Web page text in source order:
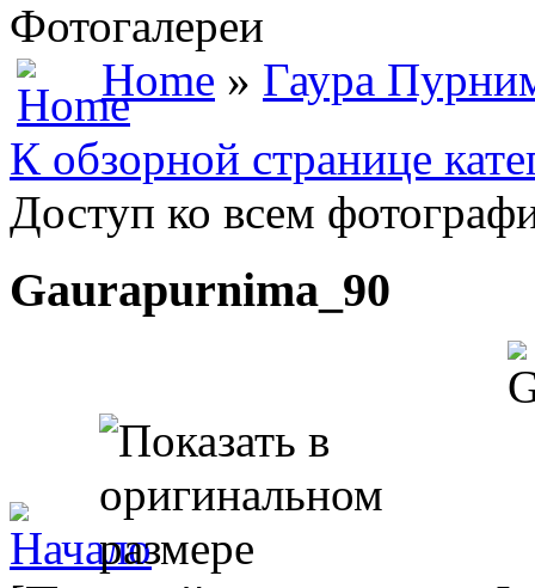
Фотогалереи
Home » Гаура
К обзорной странице
Доступ ко всем
Gaurapurnima_90